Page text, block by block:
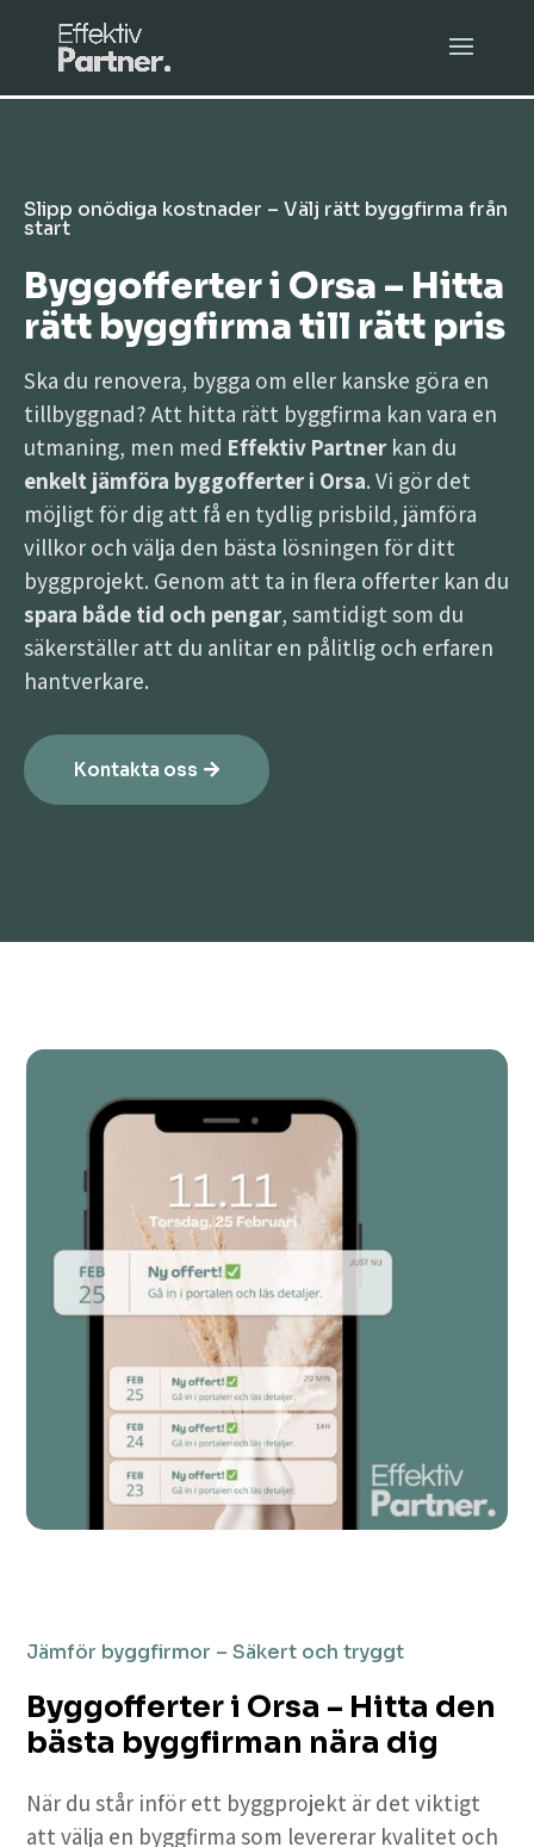
Slipp onödiga kostnader – Välj rätt byggfirma från
start
Byggofferter i Orsa – Hitta
rätt byggfirma till rätt pris
Ska du renovera, bygga om eller kanske göra en
tillbyggnad? Att hitta rätt byggfirma kan vara en
utmaning, men med Effektiv Partner kan du
enkelt jämföra byggofferter i Orsa. Vi gör det
möjligt för dig att få en tydlig prisbild, jämföra
villkor och välja den bästa lösningen för ditt
byggprojekt. Genom att ta in flera offerter kan du
spara både tid och pengar, samtidigt som du
säkerställer att du anlitar en pålitlig och erfaren
hantverkare.
Kontakta oss
Jämför byggfirmor – Säkert och tryggt
Byggofferter i Orsa – Hitta den
bästa byggfirman nära dig
När du står inför ett byggprojekt är det viktigt
att välja en byggfirma som levererar kvalitet och